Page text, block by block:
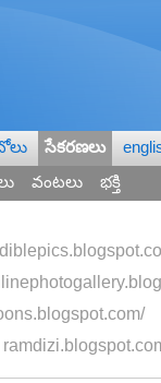
సేకరణలు
వంటలు భక్తి